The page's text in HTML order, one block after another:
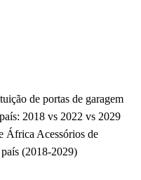
de portas de garagem
2018 vs 2022 vs 2029
África Acessórios de
(2018-2029)